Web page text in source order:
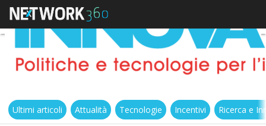
Ultimi articoli Attualità Tecnologie Incentivi Ricerca e